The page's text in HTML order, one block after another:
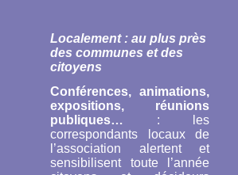
Localement : au plus près
des communes et des
citoyens
Conférences, animations,
expositions, réunions
publiques… : les
correspondants locaux de
l’association alertent et
sensibilisent toute l’année